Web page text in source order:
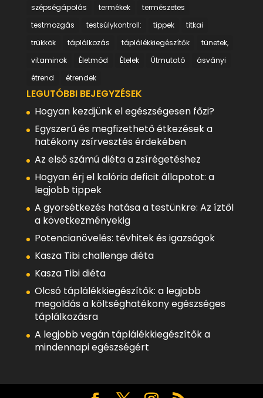
szépségápolás
termékek
természetes
testmozgás
testsúlykontroll: tippek
titkai
trükkök
táplálkozás táplálékkiegészítők
tünetek,
vitaminok
Életmód Ételek Útmutató
ásványi
étrend
étrendek
LEGUTÓBBI BEJEGYZÉSEK
Hogyan kezdjünk el egészségesen főzi?
Egyszerű és megfizethető étkezések a
hatékony zsírvesztés érdekében
Az első számú diéta a zsírégetéshez
Hogyan érj el kalória deficit állapotot: a
legjobb tippek
A gyorsétkezés hatása a testünkre: Az íztől
a következményekig
Potencianövelés: tévhitek és igazságok
Kasza Tibi challenge diéta
Kasza Tibi diéta
Olcsó táplálékkiegészítők: a legjobb
megoldás a költséghatékony egészséges
táplálkozásra
A legjobb vegán táplálékkiegészítők a
mindennapi egészségért